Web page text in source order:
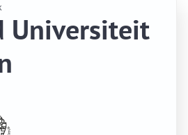
Universiteit